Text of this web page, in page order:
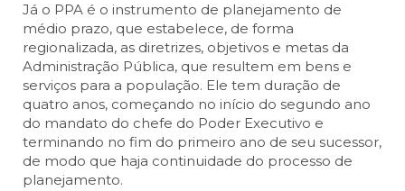
Já o PPA é o instrumento de planejamento de
médio prazo, que estabelece, de forma
regionalizada, as diretrizes, objetivos e metas da
Administração Pública, que resultem em bens e
serviços para a população. Ele tem duração de
quatro anos, começando no início do segundo ano
do mandato do chefe do Poder Executivo e
terminando no fim do primeiro ano de seu sucessor,
de modo que haja continuidade do processo de
planejamento.